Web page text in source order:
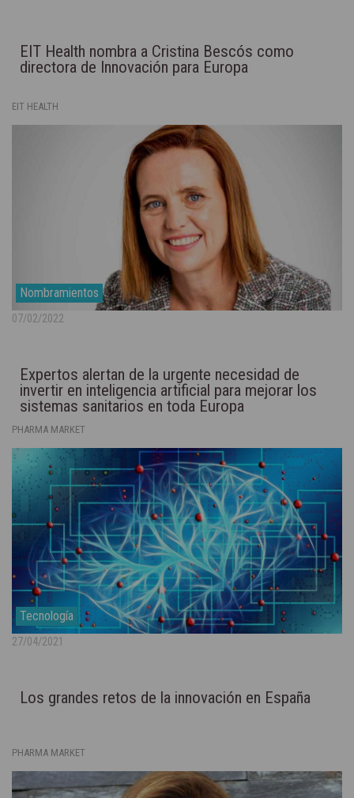
EIT Health nombra a Cristina Bescós como
directora de Innovación para Europa
EIT HEALTH
Nombramientos
07/02/2022
Expertos alertan de la urgente necesidad de
invertir en inteligencia artificial para mejorar los
sistemas sanitarios en toda Europa
PHARMA MARKET
Tecnología
27/04/2021
Los grandes retos de la innovación en España
PHARMA MARKET